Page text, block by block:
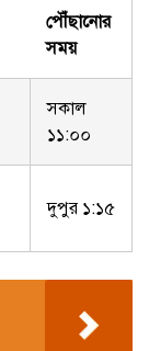
পৌঁছানোর
সময়
সকাল
১১:০০
দুপুর ১:১৫